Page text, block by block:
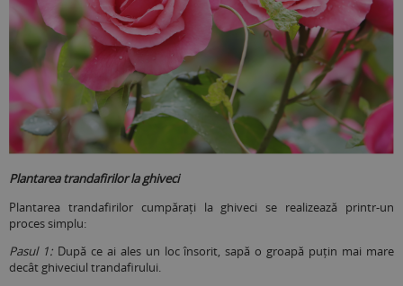
Plantarea trandafirilor la ghiveci
Plantarea trandafirilor cumpărați la ghiveci se realizează printr-un
proces simplu:
Pasul 1:După ce ai ales un loc însorit, sapă o groapă puțin mai mare
decât ghiveciul trandafirului.